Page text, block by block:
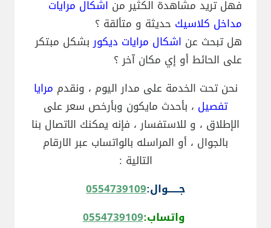
فهل تريد مشاهدة الكثير من اشكال مرايات
مداخل كلاسيك حديثة و متألقة ؟
هل تبحث عن اشكال مرايات ديكوربشكل مبتكر
على الحائط أو إي مكان آخر ؟
نحن تحت الخدمة على مدار اليوم ، ونقدم مرايا
تفصيل ، بأحدث مايكون وبأرخص سعر على
الإطلاق ، و للاستفسار ، فإنه يمكنك الاتصال بنا
بالجوال ، أو المراسله بالواتساب عبر الارقام
التالية :
جــــــوال:0554739109
واتساب:0554739109